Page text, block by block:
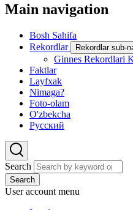
Main navigation
Bosh Sahifa
Rekordlar
Rekordlar sub-
Ginnes Rekordlari
Faktlar
Layfxak
Nimaga?
Foto-olam
O'zbekcha
Русский
Search
Search
User account menu